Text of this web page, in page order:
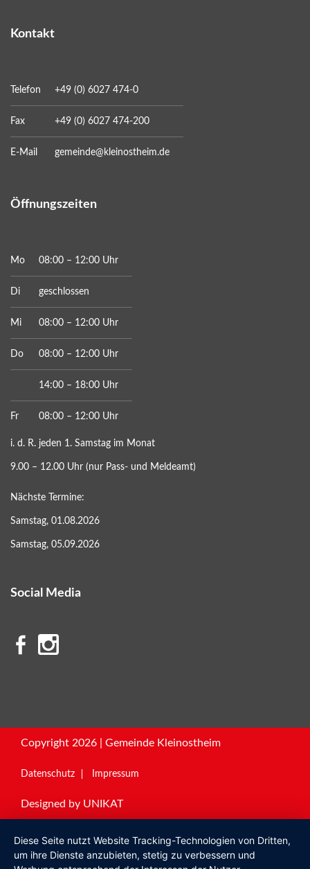
Kontakt
Telefon +49 (0) 6027 474-0
Fax +49 (0) 6027 474-200
E-Mail gemeinde@kleinostheim.de
Öffnungszeiten
Mo 08:00 – 12:00 Uhr
Di geschlossen
Mi 08:00 – 12:00 Uhr
Do 08:00 – 12:00 Uhr
14:00 – 18:00 Uhr
Fr 08:00 – 12:00 Uhr
i. d. R. jeden 1. Samstag im Monat
9.00 – 12.00 Uhr (nur Pass- und Meldeamt)
Nächste Termine:
Samstag, 01.08.2026
Samstag, 05.09.2026
Social Media
Copyright 2026 | Gemeinde Kleinostheim
Datenschutz Impressum
Designed by UNIKAT
Diese Seite nutzt Website Tracking-Technologien von Dritten,
um ihre Dienste anzubieten, stetig zu verbessern und